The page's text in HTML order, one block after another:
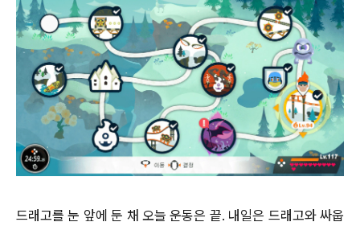
드래고를 눈 앞에 둔 채 오늘 운동은 끝. 내일은 드래고와 싸웁